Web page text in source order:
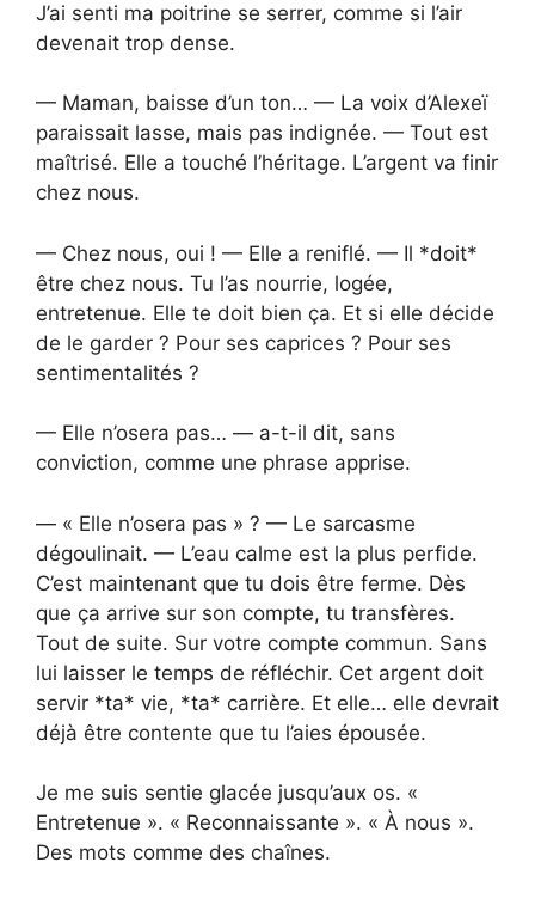
J’ai senti ma poitrine se serrer, comme si l’air
devenait trop dense.
— Maman, baisse d’un ton… — La voix d’Alexeï
paraissait lasse, mais pas indignée. — Tout est
maîtrisé. Elle a touché l’héritage. L’argent va finir
chez nous.
— Chez nous, oui ! — Elle a reniflé. — Il *doit*
être chez nous. Tu l’as nourrie, logée,
entretenue. Elle te doit bien ça. Et si elle décide
de le garder ? Pour ses caprices ? Pour ses
sentimentalités ?
— Elle n’osera pas… — a-t-il dit, sans
conviction, comme une phrase apprise.
— « Elle n’osera pas » ? — Le sarcasme
dégoulinait. — L’eau calme est la plus perfide.
C’est maintenant que tu dois être ferme. Dès
que ça arrive sur son compte, tu transfères.
Tout de suite. Sur votre compte commun. Sans
lui laisser le temps de réfléchir. Cet argent doit
servir *ta* vie, *ta* carrière. Et elle… elle devrait
déjà être contente que tu l’aies épousée.
Je me suis sentie glacée jusqu’aux os. «
Entretenue ». « Reconnaissante ». « À nous ».
Des mots comme des chaînes.